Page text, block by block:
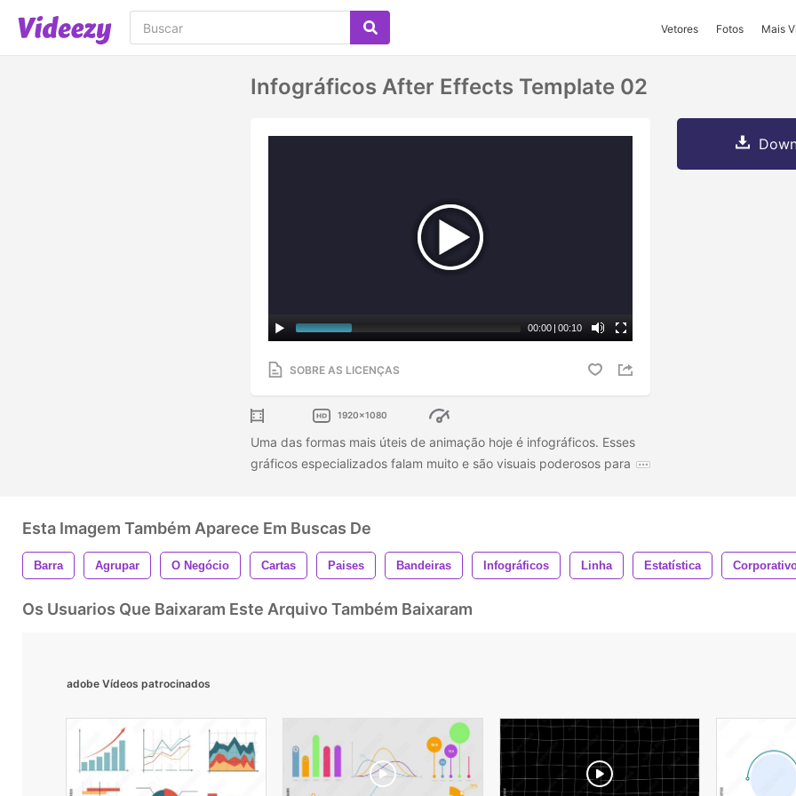
Vetores Fotos Mais
Infográficos After Effects Template 02
00:00 | 00:10
SOBRE AS LICENÇAS
1920x1080
Uma das formas mais úteis de animação hoje é infográficos. Esses
gráficos especializados falam muito e são visuais poderosos para
Esta Imagem Também Aparece Em Buscas De
Barra Agrupar O Negócio Cartas Paises Bandeiras Infográficos Linha Estatística
Os Usuarios Que Baixaram Este Arquivo Também Baixaram
adobe Vídeos patrocinados